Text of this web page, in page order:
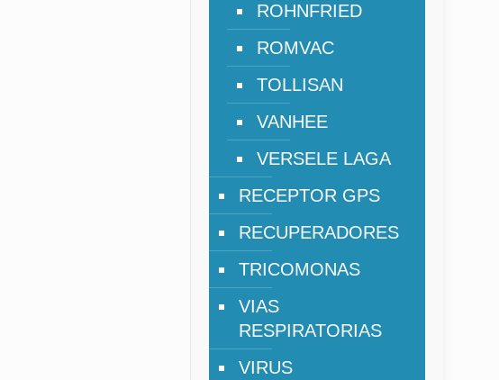
ROHNFRIED
ROMVAC
TOLLISAN
VANHEE
VERSELE LAGA
RECEPTOR GPS
RECUPERADORES
TRICOMONAS
VIAS
RESPIRATORIAS
VIRUS